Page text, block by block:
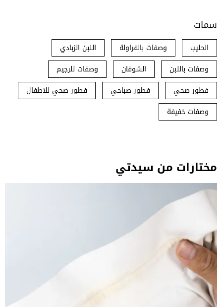
سمات
الحليب وصفات بالفراولة
اللبن الزبادي
وصفات باللبن
الشوفان
وصفات للرجيم
فطور صحي
فطور صباحي
فطور صحي للاطفال
وصفات خفيفة
مختارات من سيدتي